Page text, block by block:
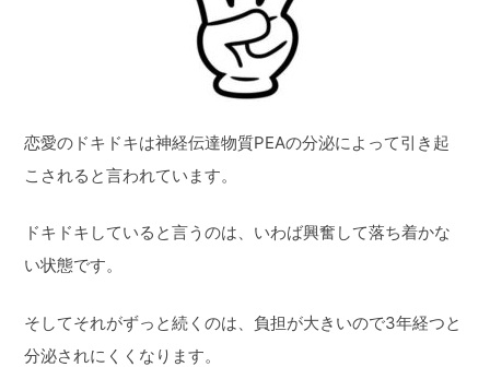
恋愛のドキドキは神経伝達物質PEAの分泌によって引き起
こされると言われています。
ドキドキしていると言うのは、いわば興奮して落ち着かな
い状態です。
そしてそれがずっと続くのは、負担が大きいので3年経つと
分泌されにくくなります。